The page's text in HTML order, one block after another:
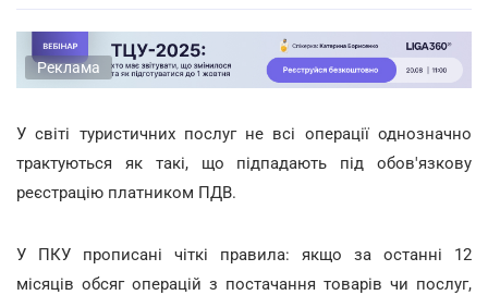
Реклама
У світі туристичних послуг не всі операції однозначно
трактуються як такі, що підпадають під обов'язкову
реєстрацію платником ПДВ.
У ПКУ прописані чіткі правила: якщо за останні 12
місяців обсяг операцій з постачання товарів чи послуг,